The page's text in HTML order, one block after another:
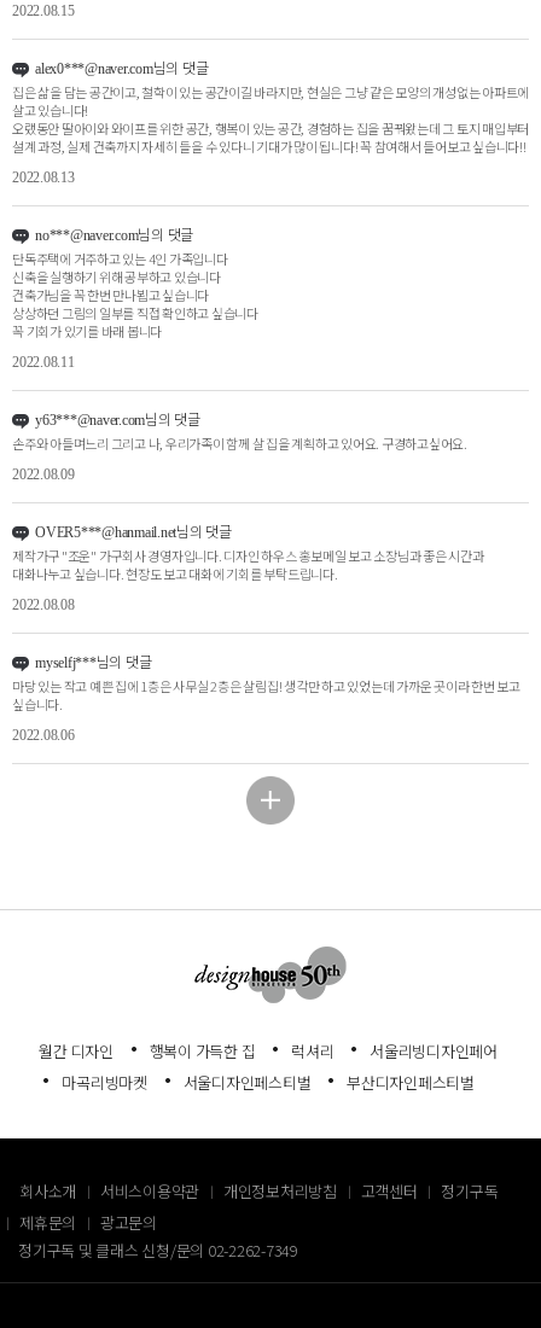
2022.08.15
alex0***@naver.com님의 댓글
집은 삶을 담는 공간이고, 철학이 있는 공간이길 바라지만, 현실은 그냥 같은 모양의 개성없는 아파트에
살고 있습니다!
오랬동안 딸아이와 와이프를 위한 공간, 행복이 있는 공간, 경험하는 집을 꿈꿔왔는데 그 토지 매입부터
설계 과정, 실제 건축까지 자세히 들을 수 있다니 기대가 많이 됩니다! 꼭 참여해서 들어보고 싶습니다!!
2022.08.13
no***@naver.com님의 댓글
단독주택에 거주하고 있는 4인 가족입니다
신축을 실행하기 위해 공부하고 있습니다
건축가님을 꼭 한번 만나뵙고 싶습니다
상상하던 그림의 일부를 직접 확인하고 싶습니다
꼭 기회가 있기를 바래 봅니다
2022.08.11
y63***@naver.com님의 댓글
손주와 아들며느리 그리고 나, 우리가족이 함께 살 집을 계획하고 있어요. 구경하고싶어요.
2022.08.09
OVER5***@hanmail.net님의 댓글
제작가구 "조운" 가구회사 경영자입니다. 디자인 하우스 홍보메일 보고 소장님과 좋은 시간과
대화나누고 싶습니다. 현장도 보고 대화에 기회를 부탁드립니다.
2022.08.08
myselfj***님의 댓글
마당 있는 작고 예쁜 집에 1층은 사무실 2층은 살림집! 생각만 하고 있었는데 가까운 곳이라 한번 보고
싶습니다.
2022.08.06
월간 디자인 행복이 가득한 집 럭셔리
서울리빙디자인페어
마곡리빙마켓
서울디자인페스티벌 부산디자인페스티벌
회사소개 서비스이용약관 개인정보처리방침 고객센터
정기구독
제휴문의
광고문의
정기구독 및 클래스 신청/문의 02-2262-7349